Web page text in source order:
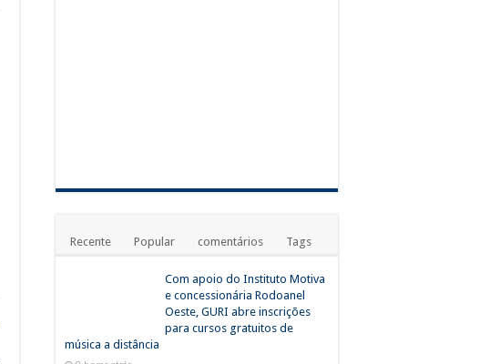
Recente Popular comentários Tags
Com apoio do Instituto Motiva
e concessionária Rodoanel
Oeste, GURI abre inscrições
para cursos gratuitos de
música a distância